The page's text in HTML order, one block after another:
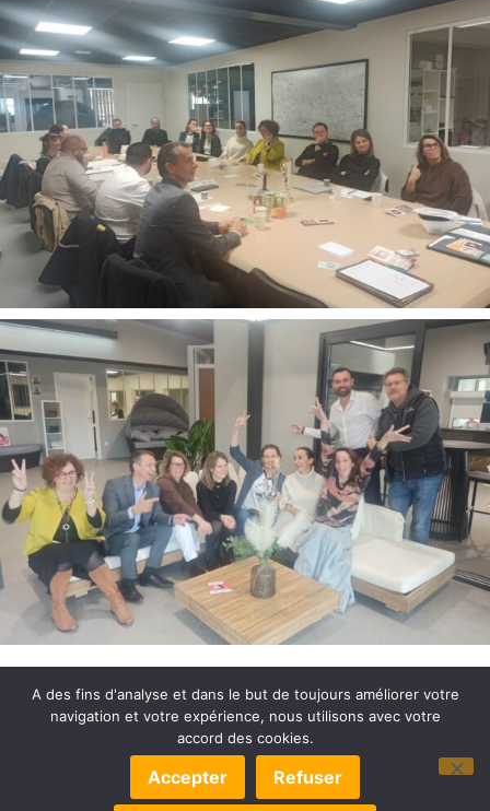
© 2022-2025 OLB DÉVELOPPEMENT –MENTIONS LÉGALES
POLITIQUE DE CONFIDENTIALITÉ
A des fins d'analyse et dans le but de toujours améliorer votre
navigation et votre expérience, nous utilisons avec votre
accord des cookies.
Accepter Refuser